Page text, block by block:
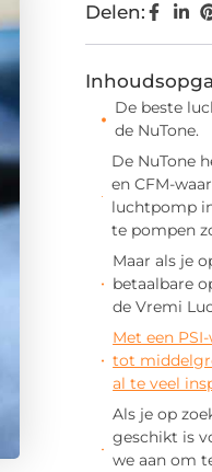
Delen:
De beste
de NuTone.
De NuTone
en CFM-
luchtpomp
te pompen
Maar als je
betaalbare
de Vremi
Met een
tot
al te veel
Als je op
geschikt is
we aan om